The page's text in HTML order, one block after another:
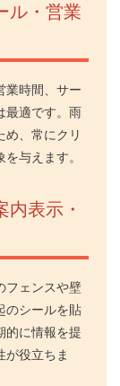
ル・営業
業時間、サー
最適です。雨
め、常にクリ
与えます。
表示・
フェンスや壁
のシールを貼
的に情報を提
が役立ちま